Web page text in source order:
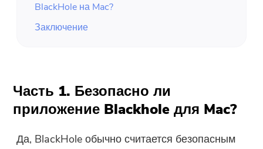
BlackHole на Mac?
Заключение
Часть 1. Безопасно ли
приложение Blackhole для Mac?
Да, BlackHole обычно считается безопасным